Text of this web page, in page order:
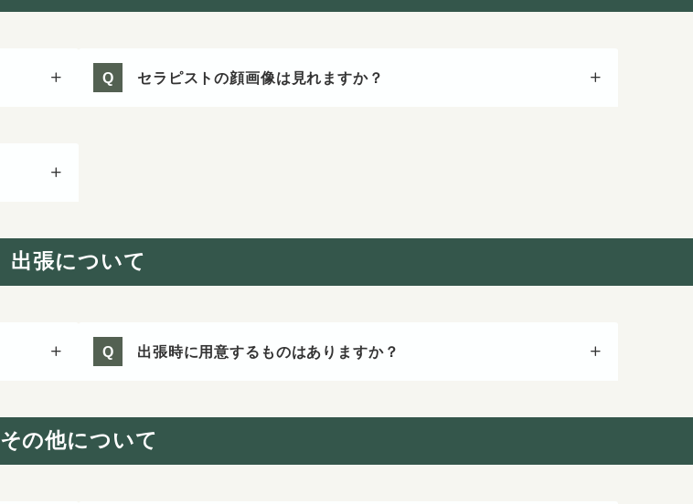
Q セラピストの顔画像は見れますか？
出張について
Q 出張時に用意するものはありますか？
その他について